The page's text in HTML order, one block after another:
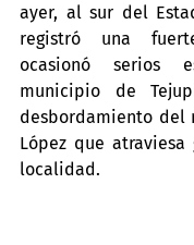
ayer, al sur del
registró una
ocasionó serios
municipio de
desbordamiento del
López que
localidad.